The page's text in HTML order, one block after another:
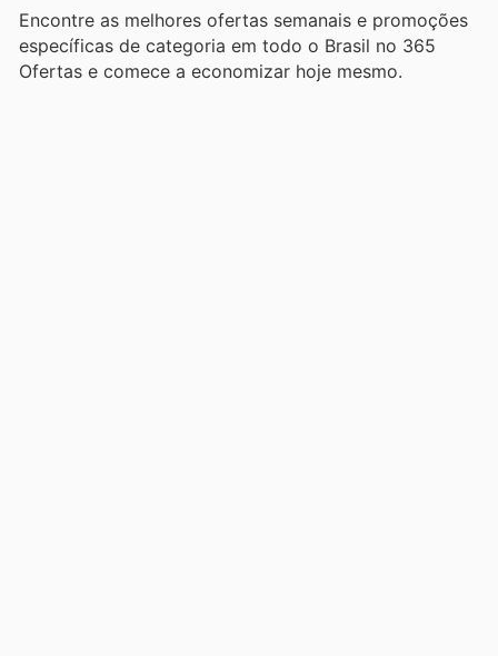
Encontre as melhores ofertas semanais e promoções
específicas de categoria em todo o Brasil no 365
Ofertas e comece a economizar hoje mesmo.